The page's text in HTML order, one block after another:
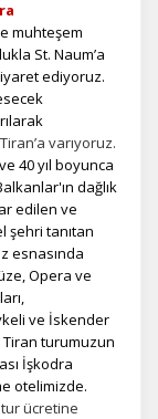
muhteşem
St. Naum’a
ediyoruz.
varıyoruz.
40 yıl boyunca
dağlık
edilen ve
şehri tanıtan
esnasında
Opera ve
ve İskender
Tiran turumuzun
İşkodra
otelimizde.
ücretine